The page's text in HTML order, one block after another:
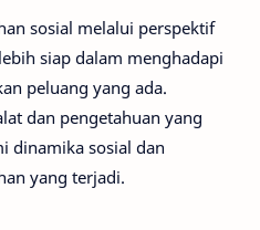
sosial melalui perspektif
siap dalam menghadapi
peluang yang ada.
dan pengetahuan yang
dinamika sosial dan
yang terjadi.